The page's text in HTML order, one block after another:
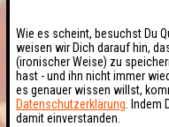
Wie es scheint, besuchst Du
weisen wir Dich darauf hin,
(ironischer Weise) zu
hast - und ihn nicht immer
es genauer wissen willst,
Datenschutzerklärung .
damit einverstanden.